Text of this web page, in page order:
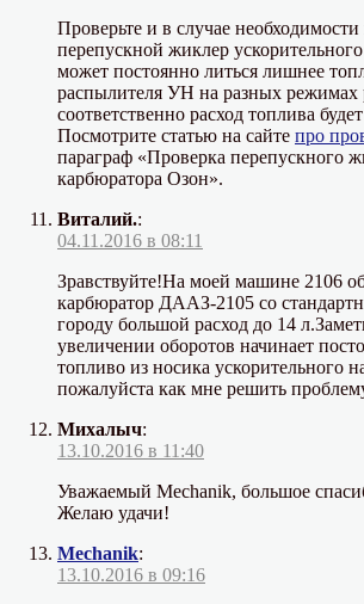
Проверьте и в случае
перепускной жиклер
может постоянно литься лишнее
распылителя УН на разных режимах
соответственно расход топлива
Посмотрите статью на сайте про
параграф «Проверка перепускного
карбюратора Озон».
Виталий.:
04.11.2016 в 08:11
Зравствуйте!На моей машине 2106
карбюратор ДААЗ-2105 со
городу большой расход до 14
увеличении оборотов начинает
топливо из носика ускорительного
пожалуйста как мне решить
Михалыч:
13.10.2016 в 11:40
Уважаемый Mechanik, большое
Желаю удачи!
Mechanik:
13.10.2016 в 09:16